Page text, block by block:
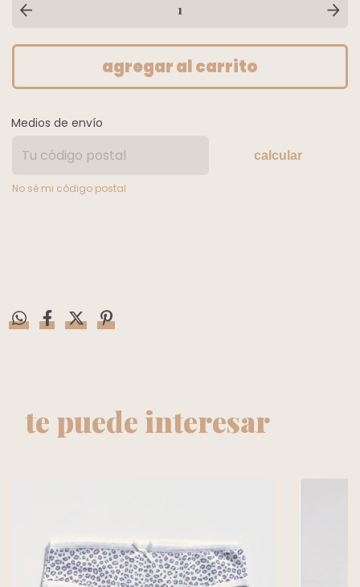
Medios de envío
calcular
No sé mi código postal
te puede interesar